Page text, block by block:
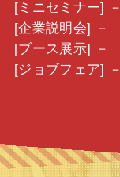
[ミニセミナー] －
[企業説明会] －
[ブース展示] －
[ジョブフェア] －